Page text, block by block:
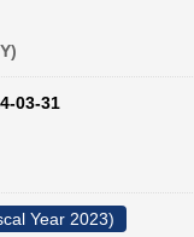
03-31
Year 2023)